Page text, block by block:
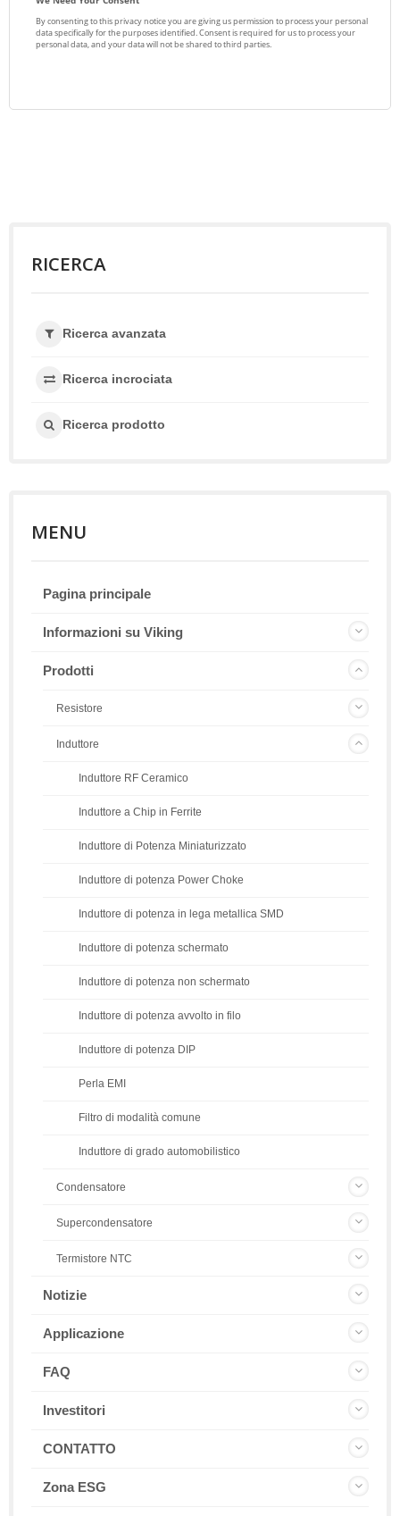
RICERCA
Ricerca avanzata
Ricerca incrociata
Ricerca prodotto
MENU
Pagina principale
Informazioni su Viking
Prodotti
Resistore
Induttore
Induttore RF Ceramico
Induttore a Chip in Ferrite
Induttore di Potenza Miniaturizzato
Induttore di potenza Power Choke
Induttore di potenza in lega metallica SMD
Induttore di potenza schermato
Induttore di potenza non schermato
Induttore di potenza avvolto in filo
Induttore di potenza DIP
Perla EMI
Filtro di modalità comune
Induttore di grado automobilistico
Condensatore
Supercondensatore
Termistore NTC
Notizie
Applicazione
FAQ
Investitori
CONTATTO
Zona ESG